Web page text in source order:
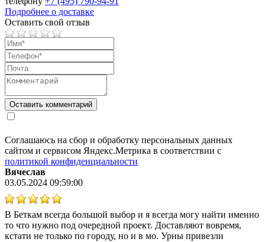
Подробнее о доставке
Оставить свой отзыв
Соглашаюсь на сбор и обработку персональных данных
сайтом и сервисом Яндекс.Метрика в соответствии с
политикой конфиденциальности
Вячеслав
03.05.2024 09:59:00
В Беткам всегда большой выбор и я всегда могу найти именно
то что нужно под очередной проект. Доставляют вовремя,
кстати не только по городу, но и в мо. Урны привезли